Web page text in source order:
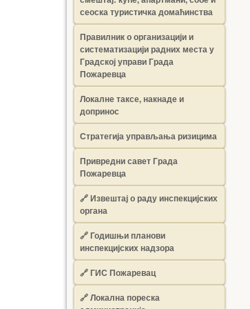
сеоска туристичка домаћинства
Правилник о организацији и
систематизацији радних места у
Градској управи Града
Пожаревца
Локалне таксе, накнаде и
допринос
Стратегија управљања ризицима
Привредни савет Града
Пожаревца
🔗Извештај о раду инспекцијских
органа
🔗Годишњи планови
инспекцијских надзора
🔗 ГИС Пожаревац
🔗 Локална пореска